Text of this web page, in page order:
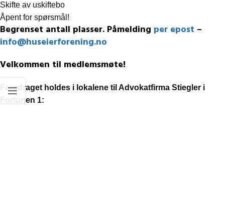
Skifte av uskiftebo
Åpent for spørsmål!
Begrenset antall plasser. Påmelding per epost –
info@huseierforening.no
Velkommen til medlemsmøte!
Foredraget holdes i lokalene til Advokatfirma Stiegler i
Fortunen 1: